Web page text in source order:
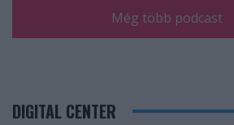
Még több podcast
DIGITAL CENTER